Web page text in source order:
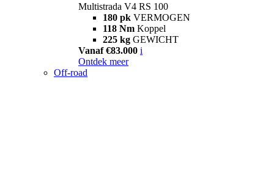
Multistrada V4 RS 100
180 pk VERMOGEN
118 Nm Koppel
225 kg GEWICHT
Vanaf €83.000 i
Ontdek meer
Off-road